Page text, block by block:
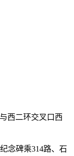
西二环交叉口西
念碑乘314路、石